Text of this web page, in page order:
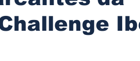
Mobilidade